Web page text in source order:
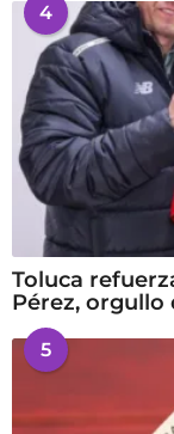
4
Toluca
Pérez, orgullo
5